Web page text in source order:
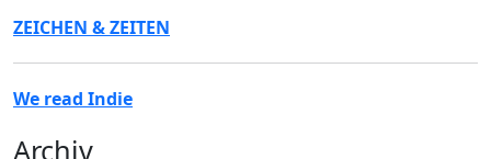
ZEICHEN & ZEITEN
We read Indie
Archiv